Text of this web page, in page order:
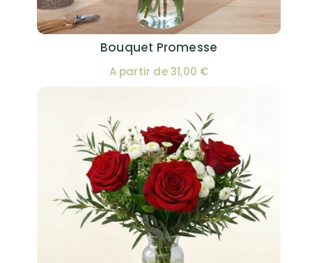
Bouquet Promesse
A partir de 31,00 €